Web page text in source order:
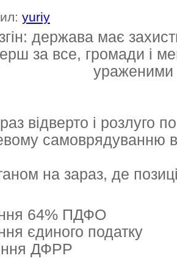
yuriy
відверто і розлуго
самоврядуванню
на зараз, де
64% ПДФО
єдиного податку
ДФРР